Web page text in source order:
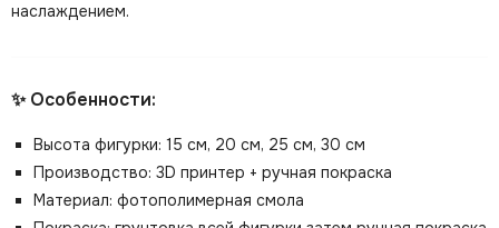
наслаждением.
✨ Особенности:
Высота фигурки: 15 см, 20 см, 25 см, 30 см
Производство: 3D принтер + ручная покраска
Материал: фотополимерная смола